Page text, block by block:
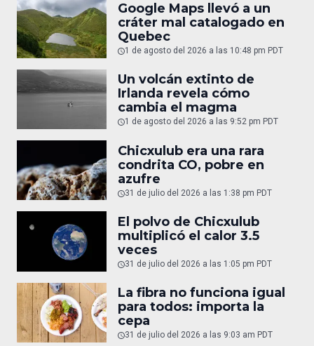
Google Maps llevó a un
cráter mal catalogado en
Quebec
1 de agosto del 2026 a las 10:48 pm PDT
Un volcán extinto de
Irlanda revela cómo
cambia el magma
1 de agosto del 2026 a las 9:52 pm PDT
Chicxulub era una rara
condrita CO, pobre en
azufre
31 de julio del 2026 a las 1:38 pm PDT
El polvo de Chicxulub
multiplicó el calor 3.5
veces
31 de julio del 2026 a las 1:05 pm PDT
La fibra no funciona igual
para todos: importa la
cepa
31 de julio del 2026 a las 9:03 am PDT